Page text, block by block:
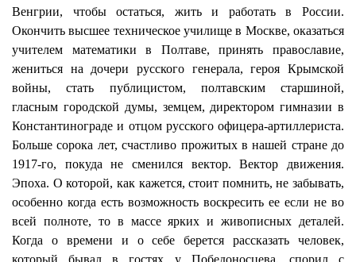
Венгрии, чтобы остаться, жить и работать в России.
Окончить высшее техническое училище в Москве, оказаться
учителем математики в Полтаве, принять православие,
жениться на дочери русского генерала, героя Крымской
войны, стать публицистом, полтавским старшиной,
гласным городской думы, земцем, директором гимназии в
Константинограде и отцом русского офицера-артиллериста.
Больше сорока лет, счастливо прожитых в нашей стране до
1917-го, покуда не сменился вектор. Вектор движения.
Эпоха. О которой, как кажется, стоит помнить, не забывать,
особенно когда есть возможность воскресить ее если не во
всей полноте, то в массе ярких и живописных деталей.
Когда о времени и о себе берется рассказать человек,
который бывал в гостях у Победоносцева, спорил с